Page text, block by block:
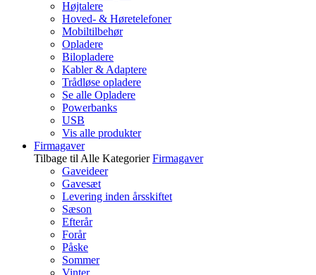
Højtalere
Hoved- & Høretelefoner
Mobiltilbehør
Opladere
Bilopladere
Kabler & Adaptere
Trådløse opladere
Se alle Opladere
Powerbanks
USB
Vis alle produkter
Firmagaver
Tilbage til Alle Kategorier Firmagaver
Gaveideer
Gavesæt
Levering inden årsskiftet
Sæson
Efterår
Forår
Påske
Sommer
Vinter